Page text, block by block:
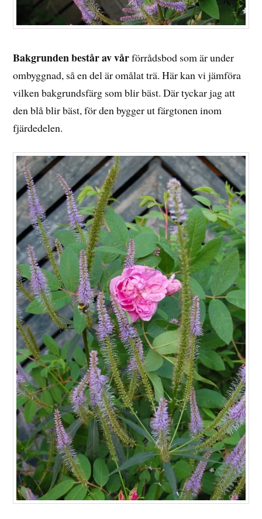
Bakgrunden består av vårförrådsbod som är under
ombyggnad, så en del är omålat trä. Här kan vi jämföra
vilken bakgrundsfärg som blir bäst. Där tyckar jag att
den blå blir bäst, för den bygger ut färgtonen inom
fjärdedelen.